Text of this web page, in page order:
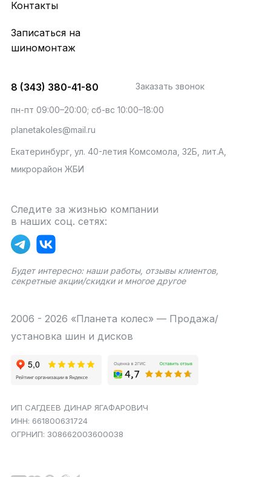
Контакты
Записаться на
шиномонтаж
8 (343) 380-41-80 Заказать звонок
пн-пт 09:00–20:00; сб-вс 10:00–18:00
planetakoles@mail.ru
Екатеринбург, ул. 40-летия Комсомола, 32Б, лит.А,
микрорайон ЖБИ
Следите за жизнью компании
в наших соц. сетях:
Будет интересно: наши работы, отзывы клиентов,
секретные акции/скидки и многое другое
2006 - 2026 «Планета колес» — Продажа/
установка шин и дисков
ИП САГДЕЕВ ДИНАР ЯГАФАРОВИЧ
ИНН: 661800631724
ОГРНИП: 308662003600038